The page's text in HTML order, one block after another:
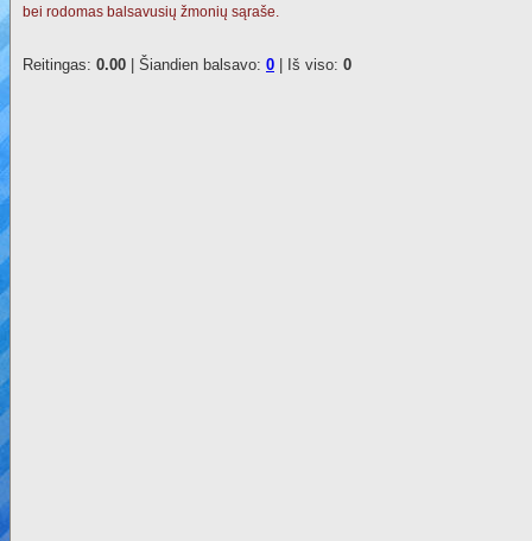
bei rodomas balsavusių žmonių sąraše.
Reitingas: 0.00 | Šiandien balsavo: 0 | Iš viso: 0